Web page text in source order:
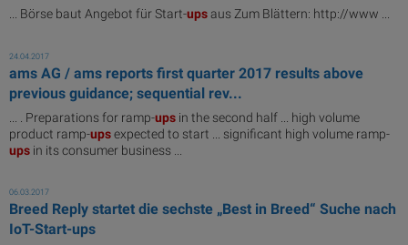
... Börse baut Angebot für Start-upsaus Zum Blättern: http://www ...
24.04.2017
ams AG / ams reports first quarter 2017 results above
previous guidance; sequential rev...
... . Preparations for ramp-ups in the second half ... high volume
product ramp-upsexpected to start ... significant high volume ramp-
ups in its consumer business ...
06.03.2017
Breed Reply startet die sechste „Best in Breed“ Suche nach
IoT-Start-ups